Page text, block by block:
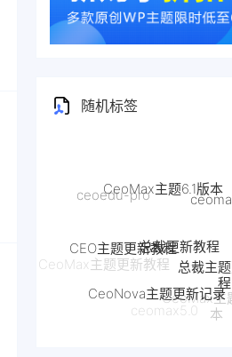
随机标签
ceoedu-pro
CeoMax主题更新教程
总裁主题
程
CeoMax主
本
ceomax5.0
CeoNova主题更新记录